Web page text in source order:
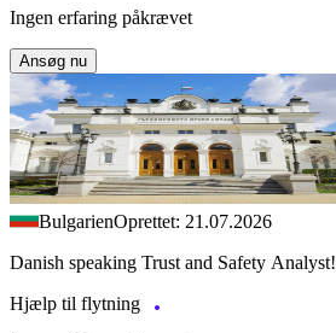
Ingen erfaring påkrævet
Ansøg nu
BulgarienOprettet: 21.07.2026
Danish speaking Trust and Safety Analyst!
Hjælp til flytning